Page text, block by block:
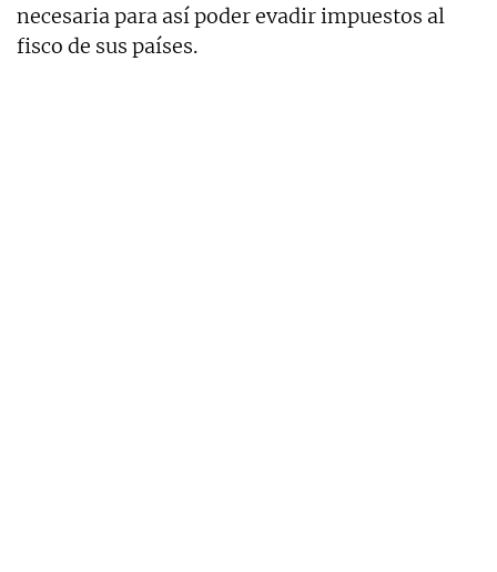
necesaria para así poder evadir impuestos al
fisco de sus países.